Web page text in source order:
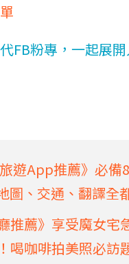
FB粉專，一起展
遊App推薦》必備
圖、交通、翻譯全
推薦》享受魔女宅
喝咖啡拍美照必訪